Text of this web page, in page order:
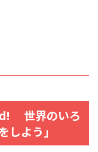
世界のいろ
しよう」